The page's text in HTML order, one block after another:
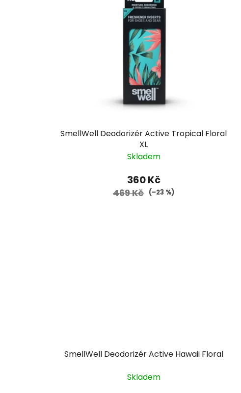
SmellWell Deodorizér Active Tropical Floral
XL
Skladem
360 Kč
469 Kč (–23 %)
SmellWell Deodorizér Active Hawaii Floral
Skladem